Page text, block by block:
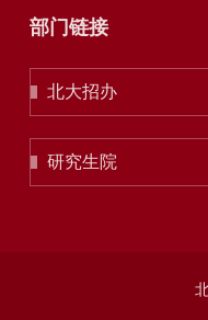
部门链接
北大招办
研究生院